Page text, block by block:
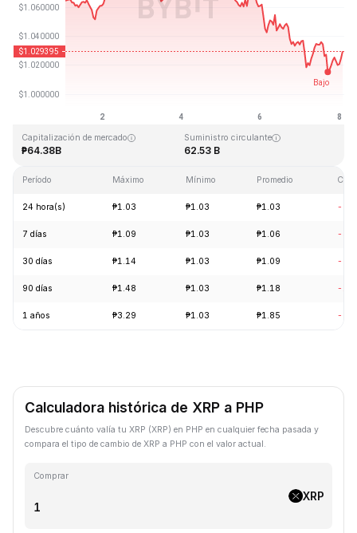
Máximo histórico
Capitalización de mercado
₱64.38B
Suministro circulante
62.53 B
Período Máximo Mínimo Promedio
24 hora(s) ₱1.03 ₱1.03 ₱1.03 -
7 días ₱1.09 ₱1.03 ₱1.06 -
30 días ₱1.14 ₱1.03 ₱1.09 -
90 días ₱1.48 ₱1.03 ₱1.18 -
1 años ₱3.29 ₱1.03 ₱1.85 -
Calculadora histórica de XRP a PHP
Descubre cuánto valía tu XRP (XRP) en PHP en cualquier fecha pasada y
compara el tipo de cambio de XRP a PHP con el valor actual.
Comprar
XRP